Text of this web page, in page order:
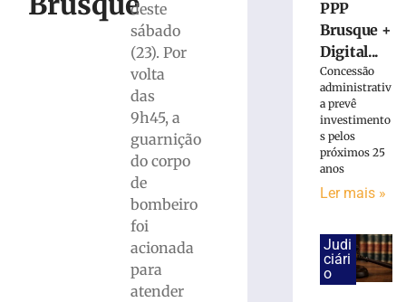
deste
sábado
(23). Por
volta
das
9h45, a
guarnição
do corpo
de
bombeiro
foi
acionada
para
atender
capota
PPP
Brusque +
Digital...
Concessão
administrativ
a prevê
investimento
s pelos
próximos 25
anos
Ler mais »
Judi
ciári
o